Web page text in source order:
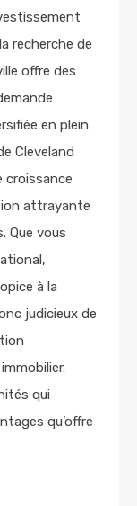
recherche de
offre des
en plein
Cleveland
croissance
attrayante
Que vous
à la
judicieux de
qui
qu’offre